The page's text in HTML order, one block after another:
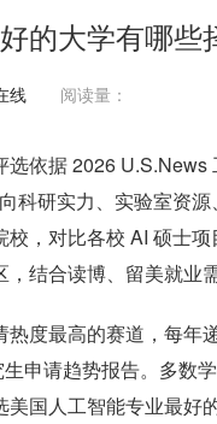
的大学有哪些
线 阅读量：
依据 2026
科研实力、实验室资
，对比各校 AI 硕士
结合读博、留美就业
度最高的赛道，每
申请趋势报告。多数
国人工智能专业最好的